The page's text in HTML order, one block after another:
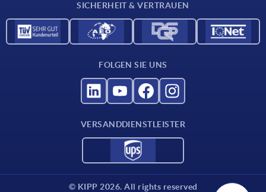
SICHERHEIT & VERTRAUEN
FOLGEN SIE UNS
VERSANDDIENSTLEISTER
© KIPP 2026. All rights reserved